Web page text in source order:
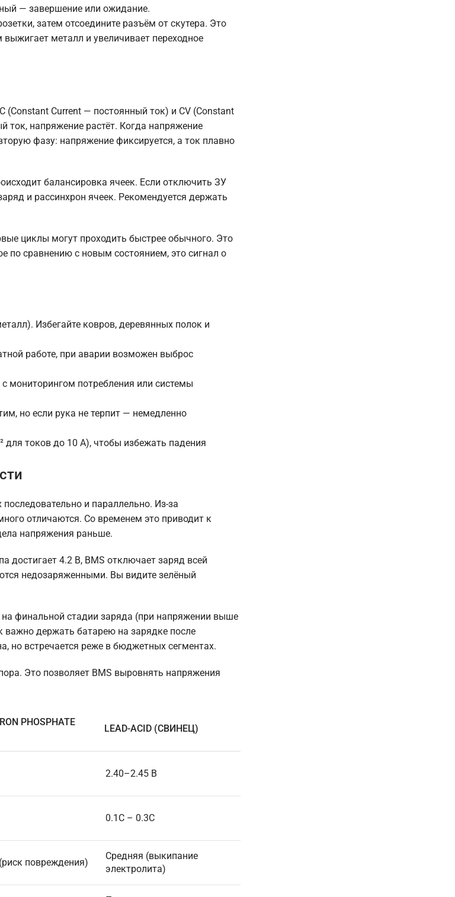
— завершение или ожидание.
затем отсоедините разъём от скутера. Это
металл и увеличивает переходное
(Constant Current — постоянный ток) и CV (Constant
напряжение растёт. Когда напряжение
фазу: напряжение фиксируется, а ток плавно
балансировка ячеек. Если отключить ЗУ
и рассинхрон ячеек. Рекомендуется держать
циклы могут проходить быстрее обычного. Это
по сравнению с новым состоянием, это сигнал о
Избегайте ковров, деревянных полок и
работе, при аварии возможен выброс
мониторингом потребления или системы
но если рука не терпит — немедленно
для токов до 10 А), чтобы избежать падения
и параллельно. Из-за
отличаются. Со временем это приводит к
напряжения раньше.
достигает 4.2 В, BMS отключает заряд всей
недозаряженными. Вы видите зелёный
на финальной стадии заряда (при напряжении выше
важно держать батарею на зарядке после
но встречается реже в бюджетных сегментах.
Это позволяет BMS выровнять напряжения
PHOSPHATE
LEAD-ACID (СВИНЕЦ)
2.40–2.45 В
0.1C – 0.3C
повреждения)
Средняя (выкипание
электролита)